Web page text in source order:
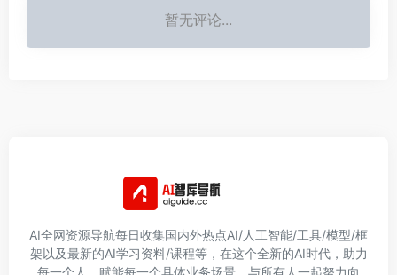
暂无评论...
AI全网资源导航每日收集国内外热点AI/人工智能/工具/模型/框
架以及最新的AI学习资料/课程等，在这个全新的AI时代，助力
每一个人，赋能每一个具体业务场景，与所有人一起努力向